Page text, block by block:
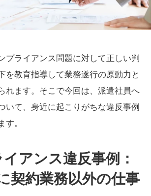
プライアンス問題に対して正しい判
を教育指導して業務遂行の原動力と
れます。そこで今回は、派遣社員へ
いて、身近に起こりがちな違反事例
す。
アンス違反事例：
契約業務以外の仕事